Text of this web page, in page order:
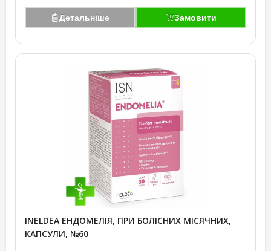
Детальніше Замовити
INELDEA ЕНДОМЕЛІЯ, ПРИ БОЛІСНИХ МІСЯЧНИХ,
КАПСУЛИ, №60